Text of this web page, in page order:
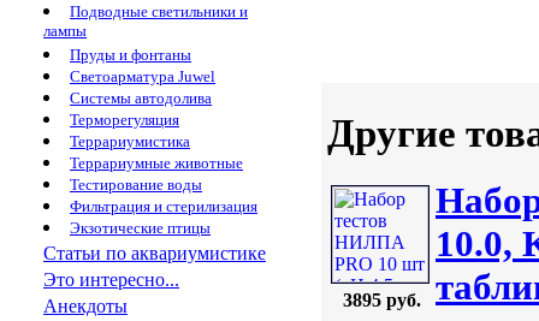
Подводные светильники и
лампы
Пруды и фонтаны
Светоарматура Juwel
Системы автодолива
Терморегуляция
Террариумистика
Террариумные животные
Тестирование воды
Фильтрация и стерилизация
Экзотические птицы
Статьи по аквариумистике
Это интересно...
Анекдоты
Другие
3895 руб.
10.0,